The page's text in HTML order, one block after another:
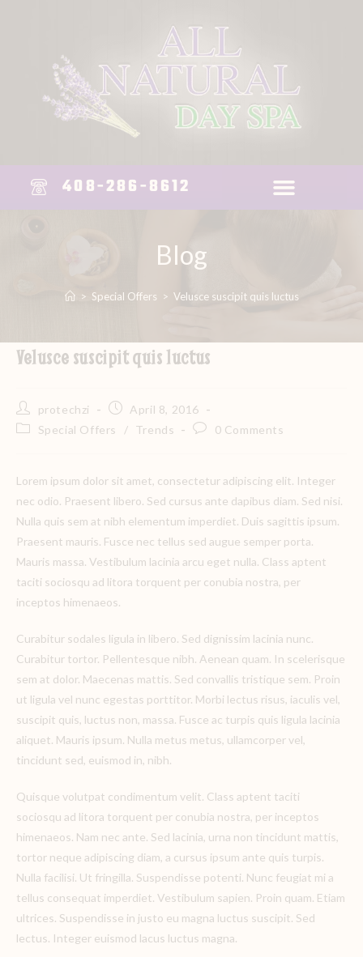
408-286-8612
Blog
> Special Offers > Velusce suscipit quis luctus
Velusce suscipit quis luctus
protechzi
April 8, 2016
Special Offers
/ Trends 0 Comments
Lorem ipsum dolor sit amet, consectetur adipiscing elit. Integer
nec odio. Praesent libero. Sed cursus ante dapibus diam. Sed nisi.
Nulla quis sem at nibh elementum imperdiet. Duis sagittis ipsum.
Praesent mauris. Fusce nec tellus sed augue semper porta.
Mauris massa. Vestibulum lacinia arcu eget nulla. Class aptent
taciti sociosqu ad litora torquent per conubia nostra, per
inceptos himenaeos.
Curabitur sodales ligula in libero. Sed dignissim lacinia nunc.
Curabitur tortor. Pellentesque nibh. Aenean quam. In scelerisque
sem at dolor. Maecenas mattis. Sed convallis tristique sem. Proin
ut ligula vel nunc egestas porttitor. Morbi lectus risus, iaculis vel,
suscipit quis, luctus non, massa. Fusce ac turpis quis ligula lacinia
aliquet. Mauris ipsum. Nulla metus metus, ullamcorper vel,
tincidunt sed, euismod in, nibh.
Quisque volutpat condimentum velit. Class aptent taciti
sociosqu ad litora torquent per conubia nostra, per inceptos
himenaeos. Nam nec ante. Sed lacinia, urna non tincidunt mattis,
tortor neque adipiscing diam, a cursus ipsum ante quis turpis.
Nulla facilisi. Ut fringilla. Suspendisse potenti. Nunc feugiat mi a
tellus consequat imperdiet. Vestibulum sapien. Proin quam. Etiam
ultrices. Suspendisse in justo eu magna luctus suscipit. Sed
lectus. Integer euismod lacus luctus magna.